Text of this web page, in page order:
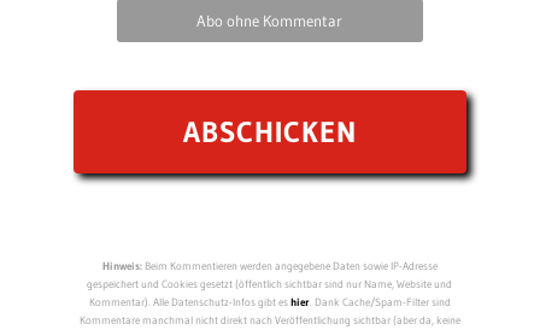
Abo ohne Kommentar
Hinweis:Beim Kommentieren werden angegebene Daten sowie IP-Adresse
gespeichert und Cookies gesetzt (öffentlich sichtbar sind nur Name, Website und
Kommentar). Alle Datenschutz-Infos gibt eshier. Dank Cache/Spam-Filter sind
Kommentare manchmal nicht direkt nach Veröffentlichung sichtbar (aber da, keine